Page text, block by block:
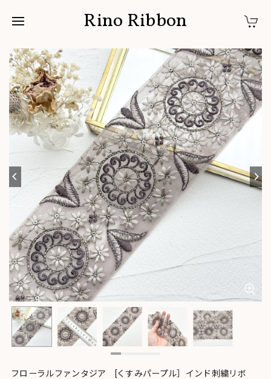
Rino Ribbon
フローラルファンタジア [くすみパープル］インド刺繍リボ